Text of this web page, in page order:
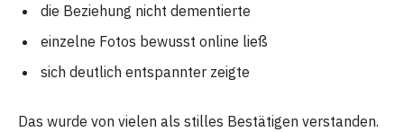
die Beziehung nicht dementierte
einzelne Fotos bewusst online ließ
sich deutlich entspannter zeigte
Das wurde von vielen als stilles Bestätigen verstanden.